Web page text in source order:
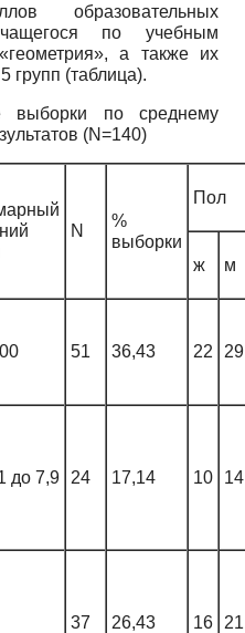
образовательных
по учебным
а также их
групп (таблица).
выборки по среднему
(N=140)
N
%
выборки
Пол
ж м
51 36,43 22 29
до 7,9 24 17,14 10 14
37 26,43 16 21